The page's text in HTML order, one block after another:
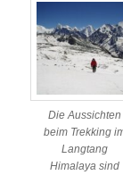
Die Aussichten
beim Trekking
Langtang
Himalaya sind